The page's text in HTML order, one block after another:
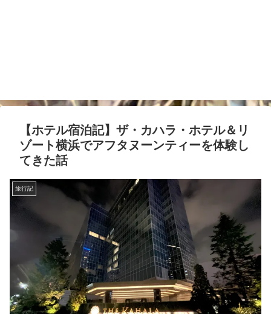
【ホテル宿泊記】ザ・カハラ・ホテル＆リ
ゾート横浜でアフタヌーンティーを体験し
てきた話
旅行記